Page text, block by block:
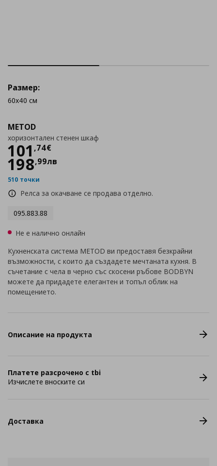
METOD
хоризонтален стенен шкаф
101 ,74€
Цена
198,99лв
510 точки
Релса за окачване се продава отделно.
095.883.88
Размер:
60x40 см
Не е налично онлайн
Кухненската система METOD ви предоставя безкрайни
възможности, с които да създадете мечтаната кухня. В
съчетание с чела в черно със скосени ръбове BODBYN
можете да придадете елегантен и топъл облик на
помещението.
Описание на продукта
Платете разсрочено с tbi
Изчислете вноските си
Доставка